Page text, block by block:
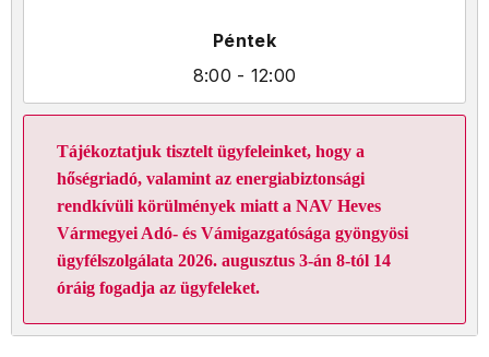
Péntek
8:00 - 12:00
Tájékoztatjuk tisztelt ügyfeleinket, hogy a
hőségriadó, valamint az energiabiztonsági
rendkívüli körülmények miatt a NAV Heves
Vármegyei Adó- és Vámigazgatósága gyöngyösi
ügyfélszolgálata 2026. augusztus 3-án 8-tól 14
óráig fogadja az ügyfeleket.